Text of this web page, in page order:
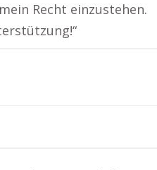
Recht einzustehen.